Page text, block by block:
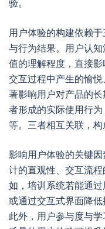
验。
用户体验的构建依赖
与行为结果。用户认
值的理解程度，直接
交互过程中产生的愉
著影响用户对产品的
者形成的实际使用行
等。三者相互关联，构
影响用户体验的关键
计的直观性、交互流
如，培训系统若能通
或通过交互式界面降低
此外，用户参与度与